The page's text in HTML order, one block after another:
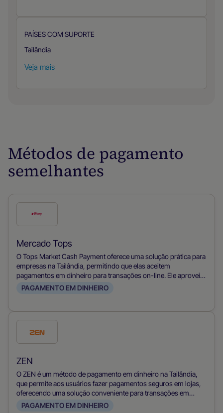
PAÍSES COM SUPORTE
Tailândia
Veja mais
Métodos de pagamento
semelhantes
Verifique
este
método
de
pagamento
Mercado Tops
O Tops Market Cash Payment oferece uma solução prática para
empresas na Tailândia, permitindo que elas aceitem
pagamentos em dinheiro para transações on-line. Ele aproveita
a rede de lojas da Tops Market, permitindo que os clientes
inclusão financeira no comércio eletrônico.
PAGAMENTO EM DINHEIRO
Verifique
este
método
de
pagamento
ZEN
O ZEN é um método de pagamento em dinheiro na Tailândia,
que permite aos usuários fazer pagamentos seguros em lojas,
oferecendo uma solução conveniente para transações em
dinheiro.
PAGAMENTO EM DINHEIRO